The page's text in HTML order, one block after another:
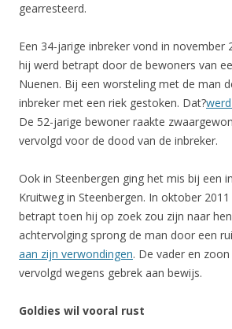
gearresteerd.
Een 34-jarige inbreker vond in november
hij werd betrapt door de bewoners van
Nuenen. Bij een worsteling met de man
inbreker met een riek gestoken. Dat?
De 52-jarige bewoner raakte
vervolgd voor de dood van de inbreker.
Ook in Steenbergen ging het mis bij een
Kruitweg in Steenbergen. In oktober
betrapt toen hij op zoek zou zijn naar
achtervolging sprong de man door een
aan zijn verwondingen. De vader en
vervolgd wegens gebrek aan bewijs.
Goldies wil vooral rust